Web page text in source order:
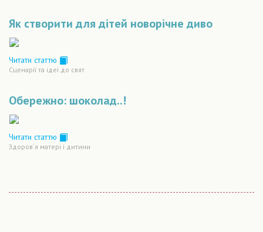
Як створити для дітей новорічне диво
Читати статтю
Сценарiї та iдеї до свят
Обережно: шоколад..!
Читати статтю
Здоров´я матері і дитини